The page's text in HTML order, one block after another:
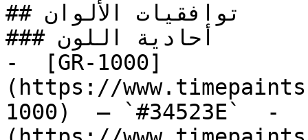
## توافقيات الألوان
### أحادية اللون
-  [GR-1000]
(https://
1000)  — `#34523E`  -